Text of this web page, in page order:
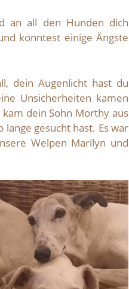
an all den Hunden dich
konntest einige Ängste
dein Augenlicht hast du
Unsicherheiten kamen
dein Sohn Morthy aus
lange gesucht hast. Es war
Welpen Marilyn und